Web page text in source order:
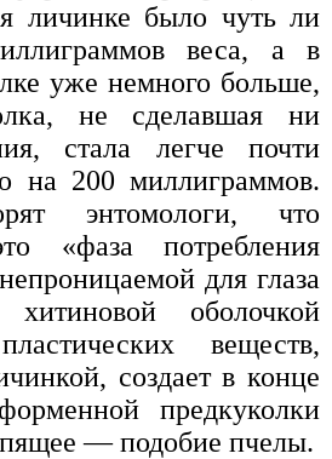
личинке было чуть ли
веса, а в
уже немного больше,
не сделавшая ни
стала легче почти
на 200 миллиграммов.
энтомологи, что
«фаза потребления
для глаза
хитиновой оболочкой
веществ,
создает в конце
предкуколки
— подобие пчелы.